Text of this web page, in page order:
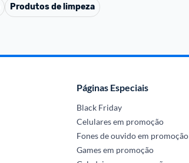
Produtos de limpeza
Páginas Especiais
Black Friday
Celulares em promoção
Fones de ouvido em promoção
Games em promoção